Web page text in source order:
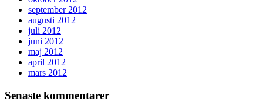
september 2012
augusti 2012
juli 2012
juni 2012
maj 2012
april 2012
mars 2012
Senaste kommentarer